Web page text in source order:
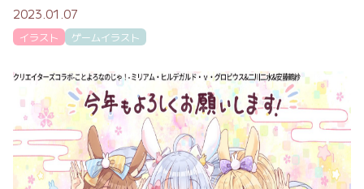
2023.01.07
イラスト ゲームイラスト